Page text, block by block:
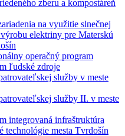
zberu a kompostáreň
na využitie slnečnej
elektriny pre Materskú
operačný program
ľudské zdroje
služby v meste
služby II. v meste
integrovaná infraštruktúra
technológie mesta Tvrdošín